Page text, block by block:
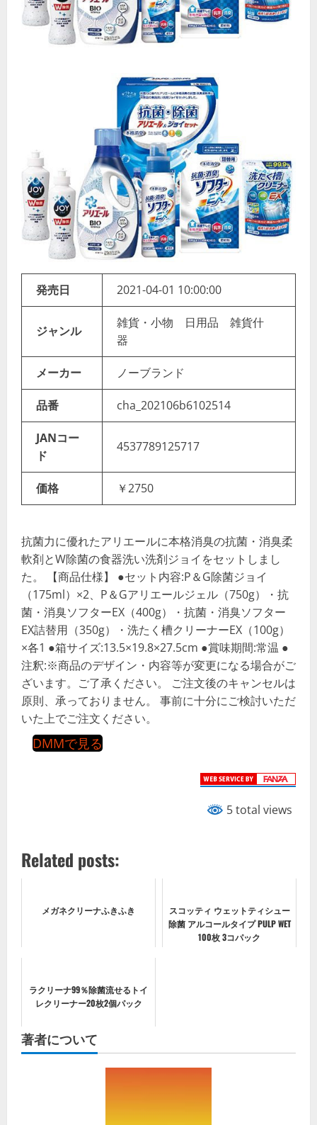
発売日 2021-04-01 10:00:00
ジャンル
雑貨・小物 日用品 雑貨什
器
メーカー ノーブランド
品番 cha_202106b6102514
JANコー
ド
4537789125717
価格 ￥2750
抗菌力に優れたアリエールに本格消臭の抗菌・消臭柔
軟剤とW除菌の食器洗い洗剤ジョイをセットしまし
た。 【商品仕様】 ●セット内容:P＆G除菌ジョイ
（175ml）×2、P＆Gアリエールジェル（750g）・抗
菌・消臭ソフターEX（400g）・抗菌・消臭ソフター
EX詰替用（350g）・洗たく槽クリーナーEX（100g）
×各1 ●箱サイズ:13.5×19.8×27.5cm ●賞味期間:常温 ●
注釈:※商品のデザイン・内容等が変更になる場合がご
ざいます。ご了承ください。 ご注文後のキャンセルは
原則、承っておりません。 事前に十分にご検討いただ
いた上でご注文ください。
DMMで見る
5 total views
Related posts:
メガネクリーナふきふき
スコッティ ウェットティシュー
除菌 アルコールタイプ PULP WET
100枚 3コパック
ラクリーナ99％除菌流せるトイ
レクリーナー20枚2個パック
著者について